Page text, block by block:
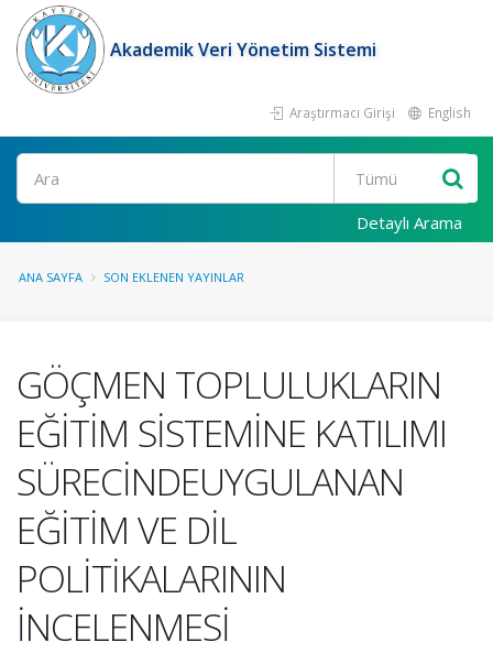
Akademik Veri Yönetim Sistemi
Araştırmacı Girişi English
Ara
Detaylı Arama
ANA SAYFA SON EKLENEN YAYINLAR
GÖÇMEN TOPLULUKLARIN
EĞİTİM SİSTEMİNE KATILIMI
SÜRECİNDEUYGULANAN
EĞİTİM VE DİL
POLİTİKALARININ
İNCELENMESİ